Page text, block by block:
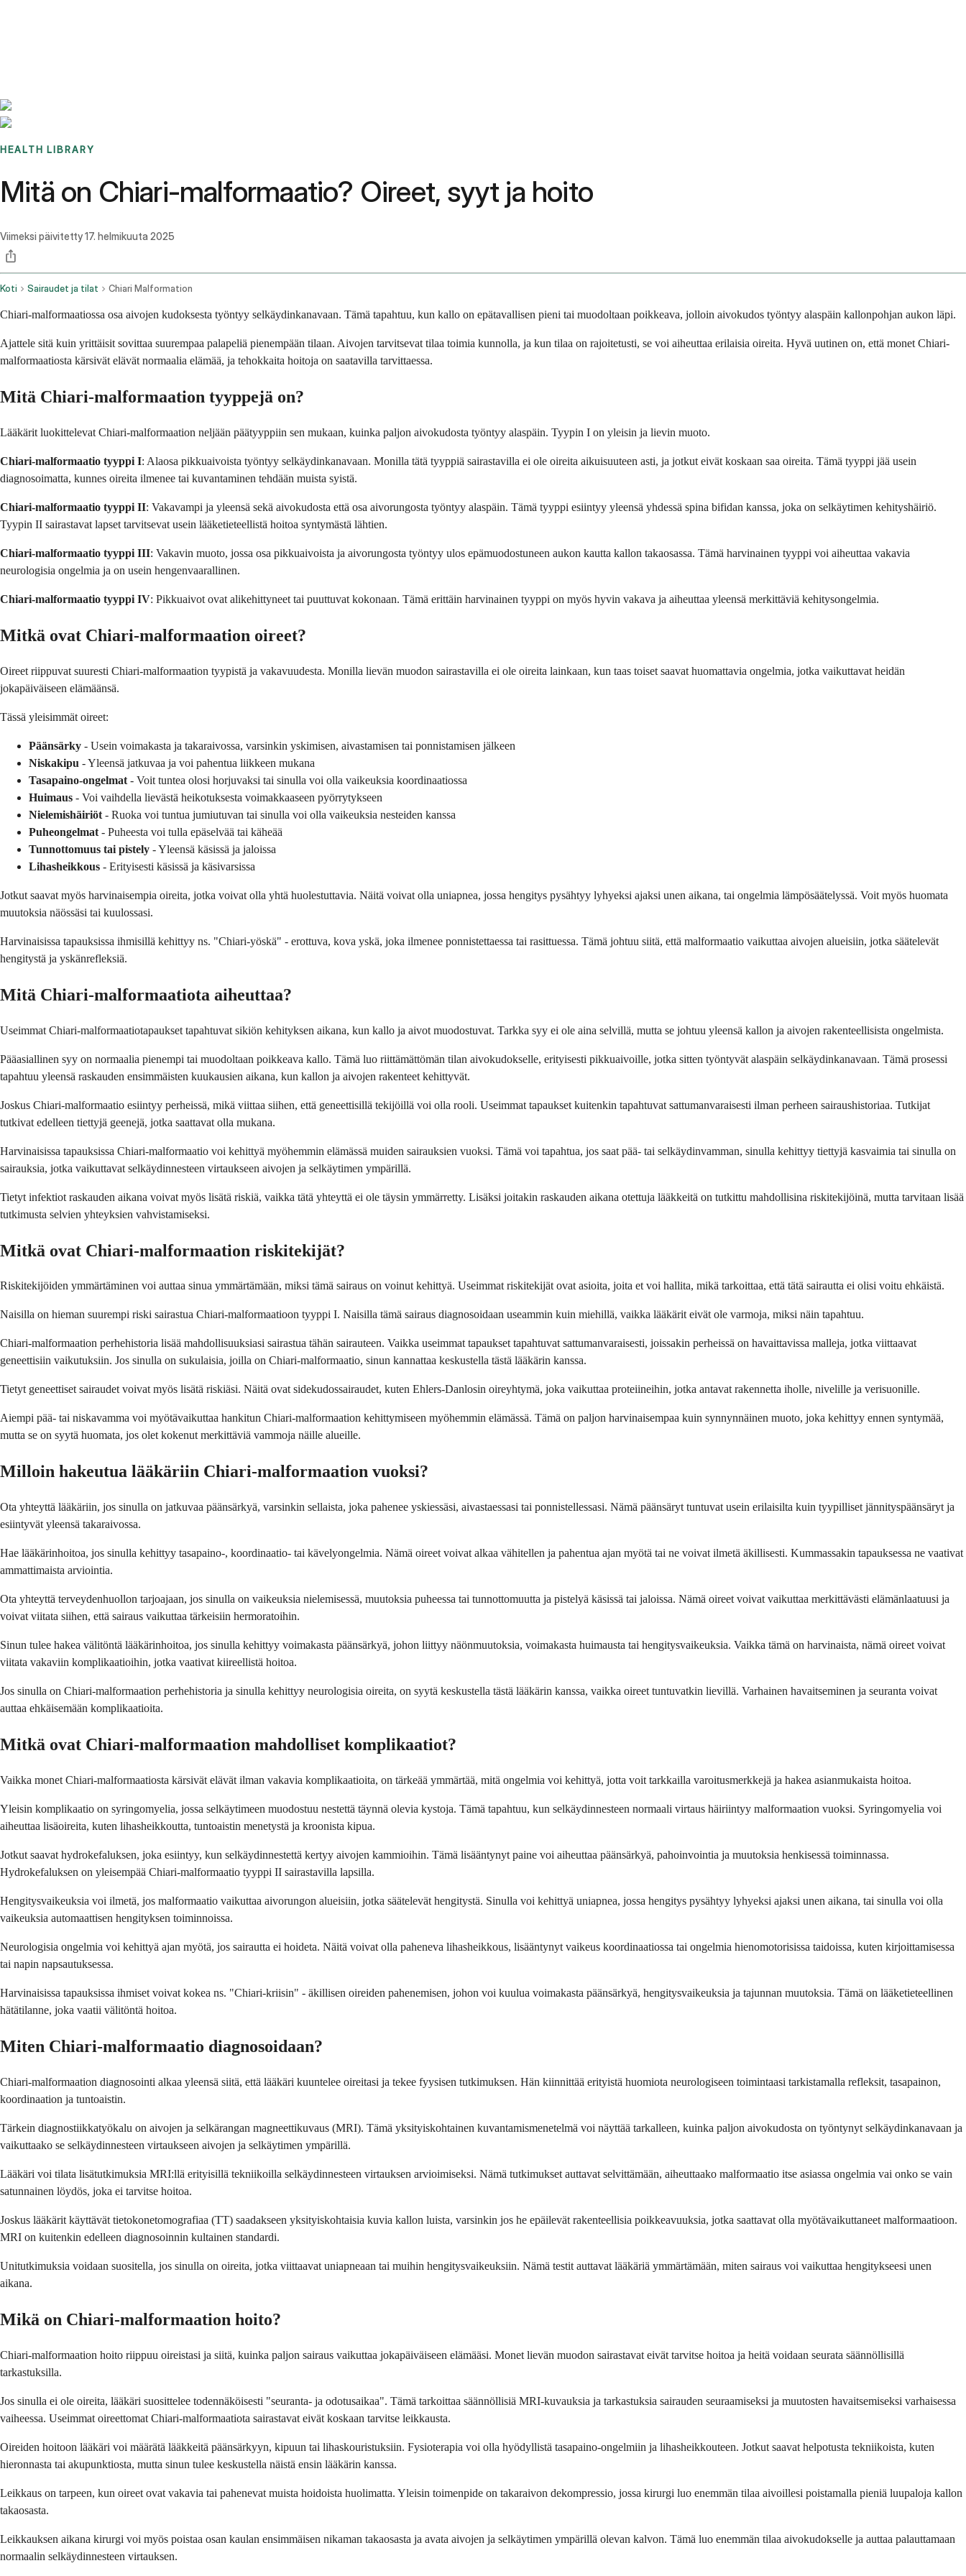
HEALTH LIBRARY
Mitä on Chiari-malformaatio? Oireet, syyt ja hoito
Viimeksi päivitetty17. helmikuuta 2025
Koti Sairaudet ja tilat Chiari Malformation
Chiari-malformaatiossa osa aivojen kudoksesta työntyy selkäydinkanavaan. Tämä tapahtuu, kun kallo on epätavallisen pieni tai muodoltaan poikkeava, jolloin aivokudos työntyy alaspäin kallonpohjan aukon läpi.
Ajattele sitä kuin yrittäisit sovittaa suurempaa palapeliä pienempään tilaan. Aivojen tarvitsevat tilaa toimia kunnolla, ja kun tilaa on rajoitetusti, se voi aiheuttaa erilaisia oireita. Hyvä uutinen on, että monet Chiari-
malformaatiosta kärsivät elävät normaalia elämää, ja tehokkaita hoitoja on saatavilla tarvittaessa.
Mitä Chiari-malformaation tyyppejä on?
Lääkärit luokittelevat Chiari-malformaation neljään päätyyppiin sen mukaan, kuinka paljon aivokudosta työntyy alaspäin. Tyypin I on yleisin ja lievin muoto.
Chiari-malformaatio tyyppi I: Alaosa pikkuaivoista työntyy selkäydinkanavaan. Monilla tätä tyyppiä sairastavilla ei ole oireita aikuisuuteen asti, ja jotkut eivät koskaan saa oireita. Tämä tyyppi jää usein
diagnosoimatta, kunnes oireita ilmenee tai kuvantaminen tehdään muista syistä.
Chiari-malformaatio tyyppi II: Vakavampi ja yleensä sekä aivokudosta että osa aivorungosta työntyy alaspäin. Tämä tyyppi esiintyy yleensä yhdessä spina bifidan kanssa, joka on selkäytimen kehityshäiriö.
Tyypin II sairastavat lapset tarvitsevat usein lääketieteellistä hoitoa syntymästä lähtien.
Chiari-malformaatio tyyppi III: Vakavin muoto, jossa osa pikkuaivoista ja aivorungosta työntyy ulos epämuodostuneen aukon kautta kallon takaosassa. Tämä harvinainen tyyppi voi aiheuttaa vakavia
neurologisia ongelmia ja on usein hengenvaarallinen.
Chiari-malformaatio tyyppi IV: Pikkuaivot ovat alikehittyneet tai puuttuvat kokonaan. Tämä erittäin harvinainen tyyppi on myös hyvin vakava ja aiheuttaa yleensä merkittäviä kehitysongelmia.
Mitkä ovat Chiari-malformaation oireet?
Oireet riippuvat suuresti Chiari-malformaation tyypistä ja vakavuudesta. Monilla lievän muodon sairastavilla ei ole oireita lainkaan, kun taas toiset saavat huomattavia ongelmia, jotka vaikuttavat heidän
jokapäiväiseen elämäänsä.
Tässä yleisimmät oireet:
Päänsärky - Usein voimakasta ja takaraivossa, varsinkin yskimisen, aivastamisen tai ponnistamisen jälkeen
Niskakipu - Yleensä jatkuvaa ja voi pahentua liikkeen mukana
Tasapaino-ongelmat - Voit tuntea olosi horjuvaksi tai sinulla voi olla vaikeuksia koordinaatiossa
Huimaus - Voi vaihdella lievästä heikotuksesta voimakkaaseen pyörrytykseen
Nielemishäiriöt - Ruoka voi tuntua jumiutuvan tai sinulla voi olla vaikeuksia nesteiden kanssa
Puheongelmat - Puheesta voi tulla epäselvää tai käheää
Tunnottomuus tai pistely - Yleensä käsissä ja jaloissa
Lihasheikkous - Erityisesti käsissä ja käsivarsissa
Jotkut saavat myös harvinaisempia oireita, jotka voivat olla yhtä huolestuttavia. Näitä voivat olla uniapnea, jossa hengitys pysähtyy lyhyeksi ajaksi unen aikana, tai ongelmia lämpösäätelyssä. Voit myös huomata
muutoksia näössäsi tai kuulossasi.
Harvinaisissa tapauksissa ihmisillä kehittyy ns. "Chiari-yöskä" - erottuva, kova yskä, joka ilmenee ponnistettaessa tai rasittuessa. Tämä johtuu siitä, että malformaatio vaikuttaa aivojen alueisiin, jotka säätelevät
hengitystä ja yskänrefleksiä.
Mitä Chiari-malformaatiota aiheuttaa?
Useimmat Chiari-malformaatiotapaukset tapahtuvat sikiön kehityksen aikana, kun kallo ja aivot muodostuvat. Tarkka syy ei ole aina selvillä, mutta se johtuu yleensä kallon ja aivojen rakenteellisista ongelmista.
Pääasiallinen syy on normaalia pienempi tai muodoltaan poikkeava kallo. Tämä luo riittämättömän tilan aivokudokselle, erityisesti pikkuaivoille, jotka sitten työntyvät alaspäin selkäydinkanavaan. Tämä prosessi
tapahtuu yleensä raskauden ensimmäisten kuukausien aikana, kun kallon ja aivojen rakenteet kehittyvät.
Joskus Chiari-malformaatio esiintyy perheissä, mikä viittaa siihen, että geneettisillä tekijöillä voi olla rooli. Useimmat tapaukset kuitenkin tapahtuvat sattumanvaraisesti ilman perheen sairaushistoriaa. Tutkijat
tutkivat edelleen tiettyjä geenejä, jotka saattavat olla mukana.
Harvinaisissa tapauksissa Chiari-malformaatio voi kehittyä myöhemmin elämässä muiden sairauksien vuoksi. Tämä voi tapahtua, jos saat pää- tai selkäydinvamman, sinulla kehittyy tiettyjä kasvaimia tai sinulla on
sairauksia, jotka vaikuttavat selkäydinnesteen virtaukseen aivojen ja selkäytimen ympärillä.
Tietyt infektiot raskauden aikana voivat myös lisätä riskiä, vaikka tätä yhteyttä ei ole täysin ymmärretty. Lisäksi joitakin raskauden aikana otettuja lääkkeitä on tutkittu mahdollisina riskitekijöinä, mutta tarvitaan lisää
tutkimusta selvien yhteyksien vahvistamiseksi.
Mitkä ovat Chiari-malformaation riskitekijät?
Riskitekijöiden ymmärtäminen voi auttaa sinua ymmärtämään, miksi tämä sairaus on voinut kehittyä. Useimmat riskitekijät ovat asioita, joita et voi hallita, mikä tarkoittaa, että tätä sairautta ei olisi voitu ehkäistä.
Naisilla on hieman suurempi riski sairastua Chiari-malformaatioon tyyppi I. Naisilla tämä sairaus diagnosoidaan useammin kuin miehillä, vaikka lääkärit eivät ole varmoja, miksi näin tapahtuu.
Chiari-malformaation perhehistoria lisää mahdollisuuksiasi sairastua tähän sairauteen. Vaikka useimmat tapaukset tapahtuvat sattumanvaraisesti, joissakin perheissä on havaittavissa malleja, jotka viittaavat
geneettisiin vaikutuksiin. Jos sinulla on sukulaisia, joilla on Chiari-malformaatio, sinun kannattaa keskustella tästä lääkärin kanssa.
Tietyt geneettiset sairaudet voivat myös lisätä riskiäsi. Näitä ovat sidekudossairaudet, kuten Ehlers-Danlosin oireyhtymä, joka vaikuttaa proteiineihin, jotka antavat rakennetta iholle, nivelille ja verisuonille.
Aiempi pää- tai niskavamma voi myötävaikuttaa hankitun Chiari-malformaation kehittymiseen myöhemmin elämässä. Tämä on paljon harvinaisempaa kuin synnynnäinen muoto, joka kehittyy ennen syntymää,
mutta se on syytä huomata, jos olet kokenut merkittäviä vammoja näille alueille.
Milloin hakeutua lääkäriin Chiari-malformaation vuoksi?
Ota yhteyttä lääkäriin, jos sinulla on jatkuvaa päänsärkyä, varsinkin sellaista, joka pahenee yskiessäsi, aivastaessasi tai ponnistellessasi. Nämä päänsäryt tuntuvat usein erilaisilta kuin tyypilliset jännityspäänsäryt ja
esiintyvät yleensä takaraivossa.
Hae lääkärinhoitoa, jos sinulla kehittyy tasapaino-, koordinaatio- tai kävelyongelmia. Nämä oireet voivat alkaa vähitellen ja pahentua ajan myötä tai ne voivat ilmetä äkillisesti. Kummassakin tapauksessa ne vaativat
ammattimaista arviointia.
Ota yhteyttä terveydenhuollon tarjoajaan, jos sinulla on vaikeuksia nielemisessä, muutoksia puheessa tai tunnottomuutta ja pistelyä käsissä tai jaloissa. Nämä oireet voivat vaikuttaa merkittävästi elämänlaatuusi ja
voivat viitata siihen, että sairaus vaikuttaa tärkeisiin hermoratoihin.
Sinun tulee hakea välitöntä lääkärinhoitoa, jos sinulla kehittyy voimakasta päänsärkyä, johon liittyy näönmuutoksia, voimakasta huimausta tai hengitysvaikeuksia. Vaikka tämä on harvinaista, nämä oireet voivat
viitata vakaviin komplikaatioihin, jotka vaativat kiireellistä hoitoa.
Jos sinulla on Chiari-malformaation perhehistoria ja sinulla kehittyy neurologisia oireita, on syytä keskustella tästä lääkärin kanssa, vaikka oireet tuntuvatkin lievillä. Varhainen havaitseminen ja seuranta voivat
auttaa ehkäisemään komplikaatioita.
Mitkä ovat Chiari-malformaation mahdolliset komplikaatiot?
Vaikka monet Chiari-malformaatiosta kärsivät elävät ilman vakavia komplikaatioita, on tärkeää ymmärtää, mitä ongelmia voi kehittyä, jotta voit tarkkailla varoitusmerkkejä ja hakea asianmukaista hoitoa.
Yleisin komplikaatio on syringomyelia, jossa selkäytimeen muodostuu nestettä täynnä olevia kystoja. Tämä tapahtuu, kun selkäydinnesteen normaali virtaus häiriintyy malformaation vuoksi. Syringomyelia voi
aiheuttaa lisäoireita, kuten lihasheikkoutta, tuntoaistin menetystä ja kroonista kipua.
Jotkut saavat hydrokefaluksen, joka esiintyy, kun selkäydinnestettä kertyy aivojen kammioihin. Tämä lisääntynyt paine voi aiheuttaa päänsärkyä, pahoinvointia ja muutoksia henkisessä toiminnassa.
Hydrokefaluksen on yleisempää Chiari-malformaatio tyyppi II sairastavilla lapsilla.
Hengitysvaikeuksia voi ilmetä, jos malformaatio vaikuttaa aivorungon alueisiin, jotka säätelevät hengitystä. Sinulla voi kehittyä uniapnea, jossa hengitys pysähtyy lyhyeksi ajaksi unen aikana, tai sinulla voi olla
vaikeuksia automaattisen hengityksen toiminnoissa.
Neurologisia ongelmia voi kehittyä ajan myötä, jos sairautta ei hoideta. Näitä voivat olla paheneva lihasheikkous, lisääntynyt vaikeus koordinaatiossa tai ongelmia hienomotorisissa taidoissa, kuten kirjoittamisessa
tai napin napsautuksessa.
Harvinaisissa tapauksissa ihmiset voivat kokea ns. "Chiari-kriisin" - äkillisen oireiden pahenemisen, johon voi kuulua voimakasta päänsärkyä, hengitysvaikeuksia ja tajunnan muutoksia. Tämä on lääketieteellinen
hätätilanne, joka vaatii välitöntä hoitoa.
Miten Chiari-malformaatio diagnosoidaan?
Chiari-malformaation diagnosointi alkaa yleensä siitä, että lääkäri kuuntelee oireitasi ja tekee fyysisen tutkimuksen. Hän kiinnittää erityistä huomiota neurologiseen toimintaasi tarkistamalla refleksit, tasapainon,
koordinaation ja tuntoaistin.
Tärkein diagnostiikkatyökalu on aivojen ja selkärangan magneettikuvaus (MRI). Tämä yksityiskohtainen kuvantamismenetelmä voi näyttää tarkalleen, kuinka paljon aivokudosta on työntynyt selkäydinkanavaan ja
vaikuttaako se selkäydinnesteen virtaukseen aivojen ja selkäytimen ympärillä.
Lääkäri voi tilata lisätutkimuksia MRI:llä erityisillä tekniikoilla selkäydinnesteen virtauksen arvioimiseksi. Nämä tutkimukset auttavat selvittämään, aiheuttaako malformaatio itse asiassa ongelmia vai onko se vain
satunnainen löydös, joka ei tarvitse hoitoa.
Joskus lääkärit käyttävät tietokonetomografiaa (TT) saadakseen yksityiskohtaisia kuvia kallon luista, varsinkin jos he epäilevät rakenteellisia poikkeavuuksia, jotka saattavat olla myötävaikuttaneet malformaatioon.
MRI on kuitenkin edelleen diagnosoinnin kultainen standardi.
Unitutkimuksia voidaan suositella, jos sinulla on oireita, jotka viittaavat uniapneaan tai muihin hengitysvaikeuksiin. Nämä testit auttavat lääkäriä ymmärtämään, miten sairaus voi vaikuttaa hengitykseesi unen
aikana.
Mikä on Chiari-malformaation hoito?
Chiari-malformaation hoito riippuu oireistasi ja siitä, kuinka paljon sairaus vaikuttaa jokapäiväiseen elämääsi. Monet lievän muodon sairastavat eivät tarvitse hoitoa ja heitä voidaan seurata säännöllisillä
tarkastuksilla.
Jos sinulla ei ole oireita, lääkäri suosittelee todennäköisesti "seuranta- ja odotusaikaa". Tämä tarkoittaa säännöllisiä MRI-kuvauksia ja tarkastuksia sairauden seuraamiseksi ja muutosten havaitsemiseksi varhaisessa
vaiheessa. Useimmat oireettomat Chiari-malformaatiota sairastavat eivät koskaan tarvitse leikkausta.
Oireiden hoitoon lääkäri voi määrätä lääkkeitä päänsärkyyn, kipuun tai lihaskouristuksiin. Fysioterapia voi olla hyödyllistä tasapaino-ongelmiin ja lihasheikkouteen. Jotkut saavat helpotusta tekniikoista, kuten
hieronnasta tai akupunktiosta, mutta sinun tulee keskustella näistä ensin lääkärin kanssa.
Leikkaus on tarpeen, kun oireet ovat vakavia tai pahenevat muista hoidoista huolimatta. Yleisin toimenpide on takaraivon dekompressio, jossa kirurgi luo enemmän tilaa aivoillesi poistamalla pieniä luupaloja kallon
takaosasta.
Leikkauksen aikana kirurgi voi myös poistaa osan kaulan ensimmäisen nikaman takaosasta ja avata aivojen ja selkäytimen ympärillä olevan kalvon. Tämä luo enemmän tilaa aivokudokselle ja auttaa palauttamaan
normaalin selkäydinnesteen virtauksen.